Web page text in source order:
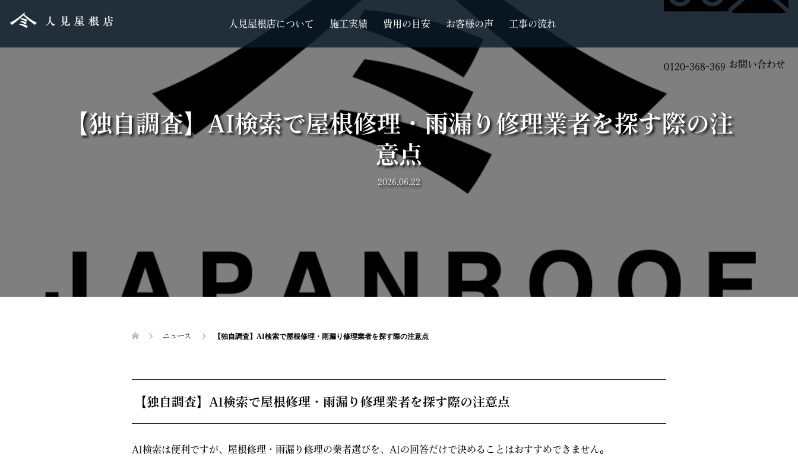
人見屋根店について 施工実績 費用の目安 お客様の声 工事の流れ
0120-368-369 お問い合わせ
【独自調査】AI検索で屋根修理・雨漏り修理業者を探す際の注
意点
2026.06.22
ニュース 【独自調査】AI検索で屋根修理・雨漏り修理業者を探す際の注意点
【独自調査】AI検索で屋根修理・雨漏り修理業者を探す際の注意点
AI検索は便利ですが、屋根修理・雨漏り修理の業者選びを、AIの回答だけで決めることはおすすめできません。